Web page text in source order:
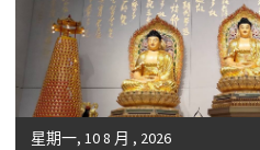
星期一, 10 8 月 , 2026